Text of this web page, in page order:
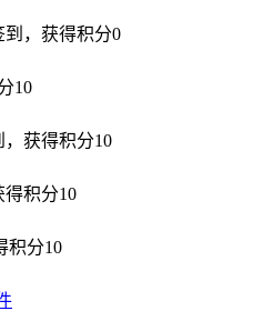
到，获得积分0
10
，获得积分10
得积分10
积分10